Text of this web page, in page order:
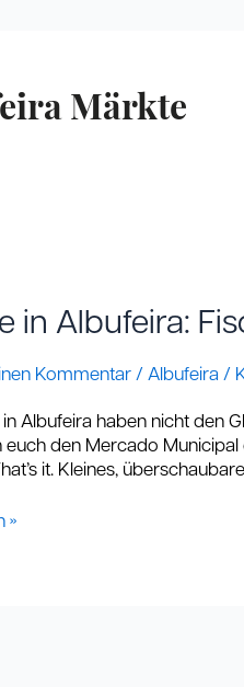
Märkte
in Albufeira:
Kommentar / Albufeira /
Albufeira haben nicht den
euch den Mercado
it. Kleines,
»